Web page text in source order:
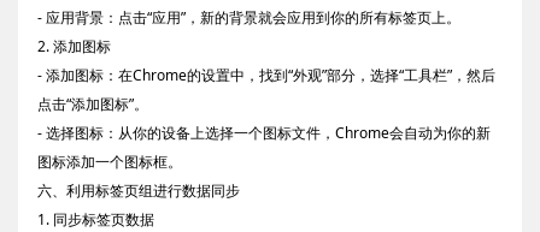
- 应用背景：点击“应用”，新的背景就会应用到你的所有标签页上。
2. 添加图标
- 添加图标：在Chrome的设置中，找到“外观”部分，选择“工具栏”，然后
点击“添加图标”。
- 选择图标：从你的设备上选择一个图标文件，Chrome会自动为你的新
图标添加一个图标框。
六、利用标签页组进行数据同步
1. 同步标签页数据